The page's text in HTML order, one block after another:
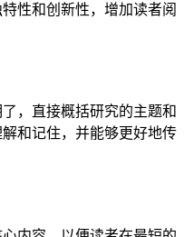
性和创新性，增加读者阅
，直接概括研究的主题和
和记住，并能够更好地传